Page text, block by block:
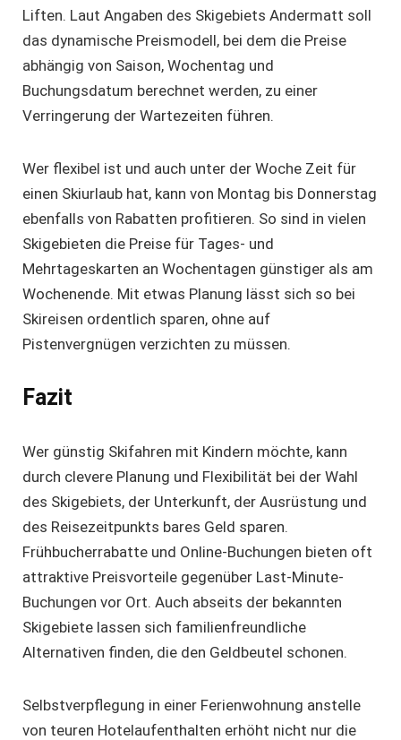
Liften. Laut Angaben des Skigebiets Andermatt soll
das dynamische Preismodell, bei dem die Preise
abhängig von Saison, Wochentag und
Buchungsdatum berechnet werden, zu einer
Verringerung der Wartezeiten führen.
Wer flexibel ist und auch unter der Woche Zeit für
einen Skiurlaub hat, kann von Montag bis Donnerstag
ebenfalls von Rabatten profitieren. So sind in vielen
Skigebieten die Preise für Tages- und
Mehrtageskarten an Wochentagen günstiger als am
Wochenende. Mit etwas Planung lässt sich so bei
Skireisen ordentlich sparen, ohne auf
Pistenvergnügen verzichten zu müssen.
Fazit
Wer günstig Skifahren mit Kindern möchte, kann
durch clevere Planung und Flexibilität bei der Wahl
des Skigebiets, der Unterkunft, der Ausrüstung und
des Reisezeitpunkts bares Geld sparen.
Frühbucherrabatte und Online-Buchungen bieten oft
attraktive Preisvorteile gegenüber Last-Minute-
Buchungen vor Ort. Auch abseits der bekannten
Skigebiete lassen sich familienfreundliche
Alternativen finden, die den Geldbeutel schonen.
Selbstverpflegung in einer Ferienwohnung anstelle
von teuren Hotelaufenthalten erhöht nicht nur die